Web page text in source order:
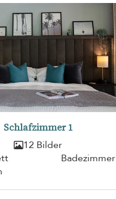
Schlafzimmer 1
12 Bilder
Badezimmer